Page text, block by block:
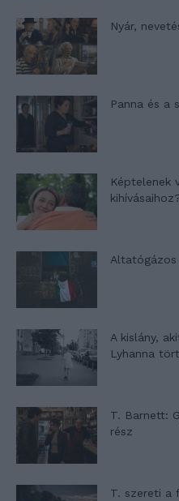
Nyár,
Panna és a
Képtelenek
Altatógázos
A kislány,
Lyhanna
T. Barnett:
rész
T. szereti a